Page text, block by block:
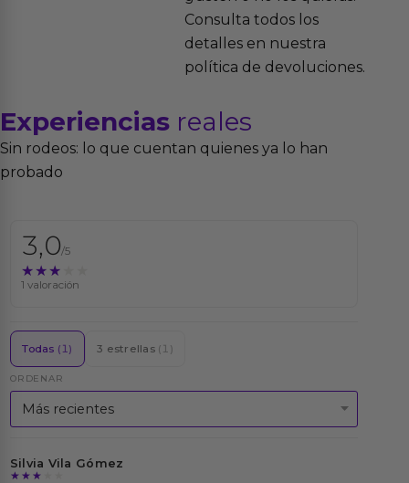
Consulta todos los
detalles en nuestra
política de devoluciones.
Experiencias reales
Sin rodeos: lo que cuentan quienes ya lo han
probado
3,0/5
★★★★★
★★★★★
1 valoración
Todas (1) 3 estrellas (1)
ORDENAR
Silvia Vila Gómez
★★★★★
★★★★★